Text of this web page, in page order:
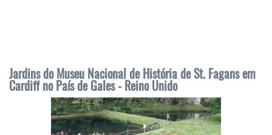
Jardins do Museu Nacional de História de St. Fagans em
Cardiff no País de Gales - Reino Unido